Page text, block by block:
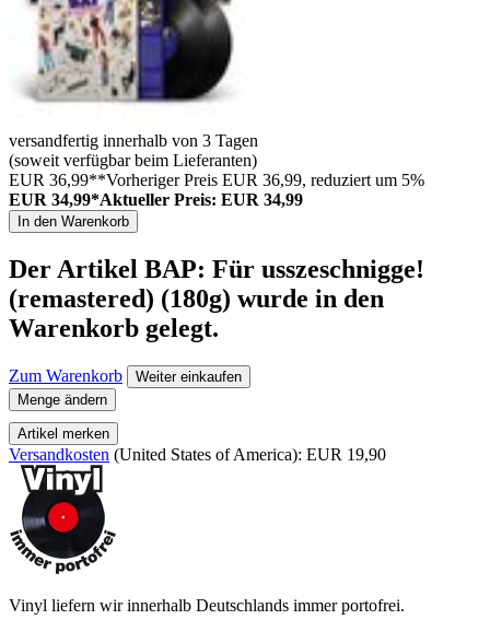
versandfertig innerhalb von 3 Tagen
(soweit verfügbar beim Lieferanten)
EUR 36,99**Vorheriger Preis EUR 36,99, reduziert um 5%
EUR 34,99*Aktueller Preis: EUR 34,99
In den Warenkorb
Der Artikel BAP: Für usszeschnigge!
(remastered) (180g) wurde in den
Warenkorb gelegt.
Zum Warenkorb
Weiter einkaufen
Menge ändern
Artikel merken
Versandkosten (United States of America): EUR 19,90
Vinyl liefern wir innerhalb Deutschlands immer portofrei.